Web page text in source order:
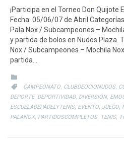
¡Participa en el Torneo Don Quijote
Fecha: 05/06/07 de Abril
Pala Nox / Subcampeones –
y partida de bolos en Nudos Plaza.
Nox / Subcampeones – Mochila
partida…

 CATEGORY
CAMPEONATO, CLUBDEOCIONUDOS,
DEPORTE, DEPORTIVIDAD, DIVERSIÓN,
ESCUELADEPÁDELYTENIS, EVENTO, JUEGO,
PALANOX, PARTIDOSCOMPLETOS, TENIS,